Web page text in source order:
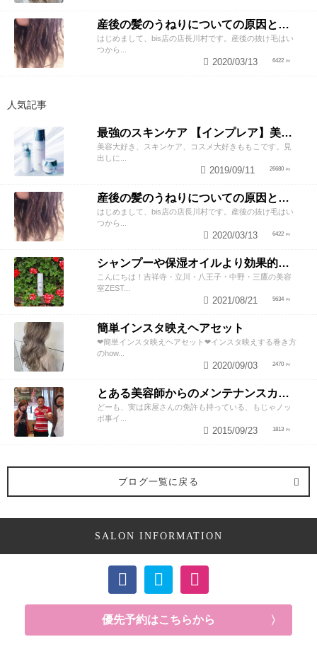
産後の髪のうねりについての原因と対策！
はじめまして、bis店の店長川村です。産後の抜け毛はい
つから...
6422
2020/03/13
人気記事
最強のスキンケア 【インプレア】美容師がオススメする、神ポイント5つ公開！
美容大好き、スキンケア、コスメ大好きももこです。見
出しに...
26680
2019/09/11
産後の髪のうねりについての原因と対策！
はじめまして、bis店の店長川村です。産後の抜け毛はい
つから...
6422
2020/03/13
シャンプーや保湿オイルより効果的！？美容師が教える頭皮の臭い＆乾燥ケアとは
こんにちは！吉祥寺・立川・八王子・中野・三鷹の美容
室ZEST...
5634
2021/08/21
簡単インスタ映えヘアセット
❤︎簡単インスタ映えヘアセット❤︎インスタ映えする巻き方
のhow...
2470
2020/09/03
とある美容師からのメンテナンスカットのススメ
どーも、実は床屋さんの免許も持っている、もじゃノッ
ポ事イ...
1813
2015/09/23
ブログ一覧に戻る
SALON INFORMATION
優先予約はこちらから